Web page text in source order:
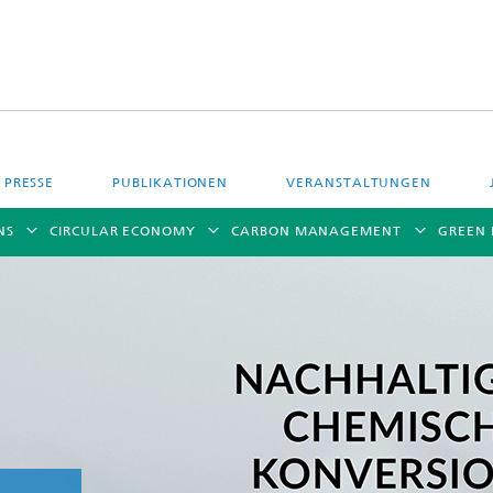
PRESSE PUBLIKATIONEN VERANSTALTUNGEN
CIRCULAR ECONOMY CARBON MANAGEMENT GREEN